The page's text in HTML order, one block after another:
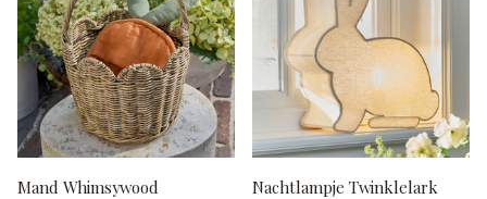
Mand Whimsywood Nachtlampje Twinklelark